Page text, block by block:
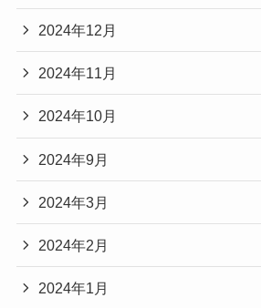
2024年12月
2024年11月
2024年10月
2024年9月
2024年3月
2024年2月
2024年1月